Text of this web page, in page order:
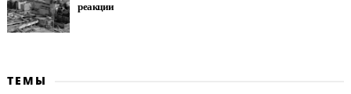
реакции
ТЕМЫ